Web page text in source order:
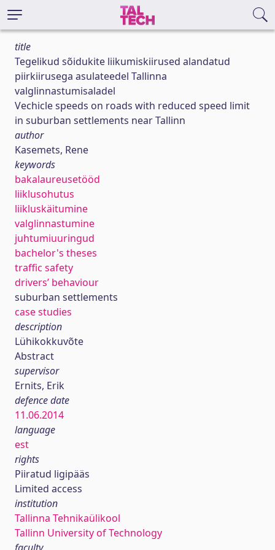
title
Tegelikud sõidukite liikumiskiirused alandatud
piirkiirusega asulateedel Tallinna
valglinnastumisaladel
Vechicle speeds on roads with reduced speed limit
in suburban settlements near Tallinn
author
Kasemets, Rene
keywords
bakalaureusetööd
liiklusohutus
liikluskäitumine
valglinnastumine
juhtumiuuringud
bachelor's theses
traffic safety
drivers’ behaviour
suburban settlements
case studies
description
Lühikokkuvõte
Abstract
supervisor
Ernits, Erik
defence date
11.06.2014
language
est
rights
Piiratud ligipääs
Limited access
institution
Tallinna Tehnikaülikool
Tallinn University of Technology